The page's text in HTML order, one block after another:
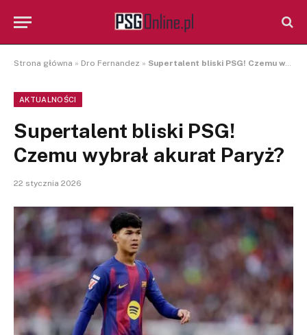
Strona główna » Dro Fernandez » Supertalent bliski PSG! Czemu wybrał akurat Paryż?
AKTUALNOŚCI
Supertalent bliski PSG!
Czemu wybrał akurat Paryż?
22 stycznia 2026